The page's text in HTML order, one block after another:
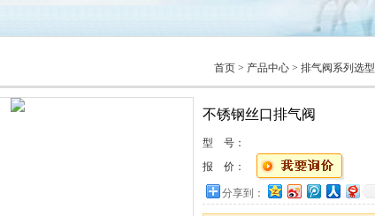
首页 > 产品中心 > 排气阀系列选型
不锈钢丝口排气阀
型 号：
报 价：
分享到：